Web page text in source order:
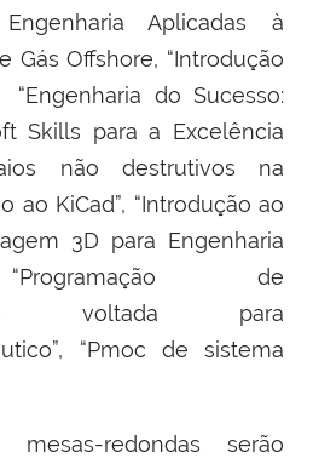
Aplicadas à
Gás Offshore, “Introdução
do Sucesso:
Skills para a Excelência
não destrutivos na
ao KiCad”, “Introdução ao
3D para Engenharia
de
voltada para
“Pmoc de sistema
redondas serão